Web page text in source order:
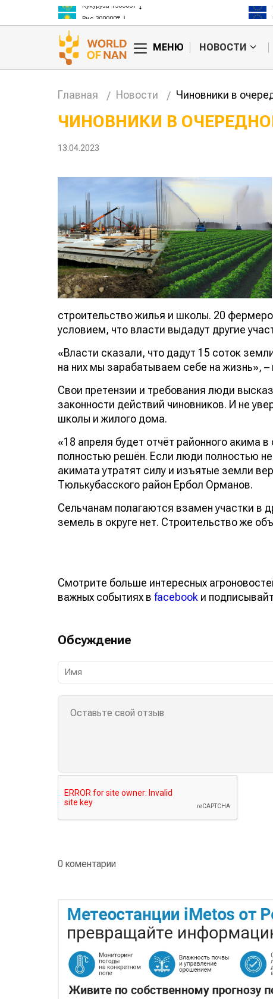
Рис 300000₸
Пшеница 3 класс 125000₸
МЕНЮ НОВОСТИ
Главная Новости Чиновники в
ЧИНОВНИКИ В
13.04.2023
строительство жилья и школы. 20
условием, что власти выдадут другие
«Власти сказали, что дадут 15 соток
на них мы зарабатываем себе на жизнь»,
Свои претензии и требования люди
законности действий чиновников. И не
школы и жилого дома.
«18 апреля будет отчёт районного акима
полностью решён. Если люди полностью
акимата утратят силу и изъятые земли
Тюлькубасского район Ербол Орманов.
Сельчанам полагаются взамен участки в
земель в округе нет. Строительство же
Смотрите больше интересных
важных событиях в facebook и
Обсуждение
0 коментарии